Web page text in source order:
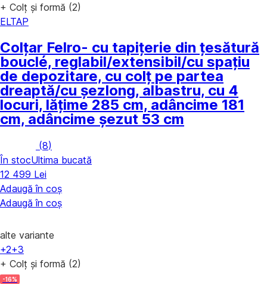
+ Colț și formă (2)
ELTAP
Colțar Felro- cu tapițerie din țesătură
bouclé, reglabil/extensibil/cu spațiu
de depozitare, cu colț pe partea
dreaptă/cu șezlong, albastru, cu 4
locuri, lățime 285 cm, adâncime 181
cm, adâncime șezut 53 cm
(8)
În stocUltima bucată
12 499 Lei
Adaugă în coș
Adaugă în coș
alte variante
+2+3
+ Colț și formă (2)
-16%